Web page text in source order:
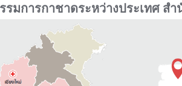
มการกาชาดระหว่างประเทศ ส